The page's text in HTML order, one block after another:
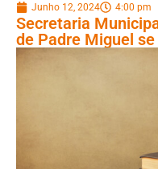
Junho 12, 2024 4:00 pm
Secretaria
de Padre Miguel